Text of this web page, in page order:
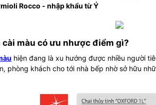
Rocco - nhập khẩu từ Ý
màu có ưu nhược điểm gì?
hiện đang là xu hướng được nhiều người
phòng khách cho tới nhà bếp nhờ sở hữu